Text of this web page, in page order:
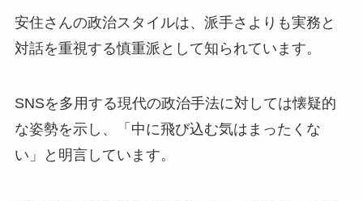
安住さんの政治スタイルは、派手さよりも実務と
対話を重視する慎重派として知られています。
SNSを多用する現代の政治手法に対しては懐疑的
な姿勢を示し、「中に飛び込む気はまったくな
い」と明言しています。